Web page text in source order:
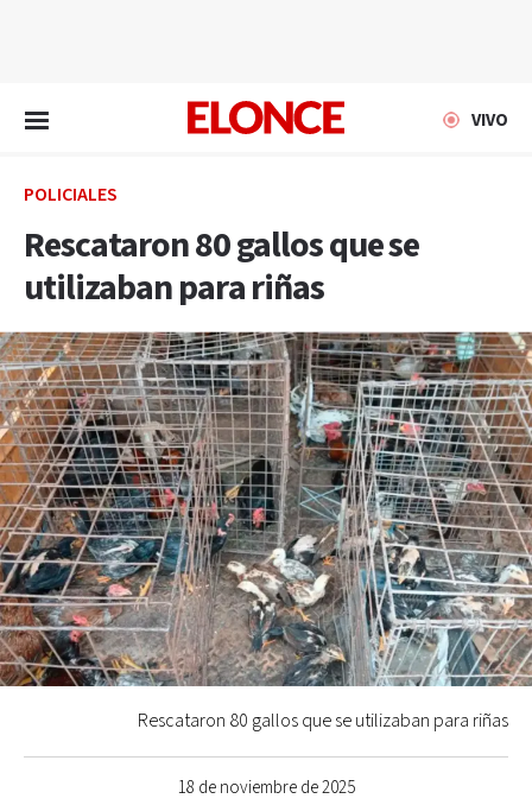
VIVO
POLICIALES
Rescataron 80 gallos que se
utilizaban para riñas
18 de noviembre de 2025
Rescataron 80 gallos que se utilizaban para riñas